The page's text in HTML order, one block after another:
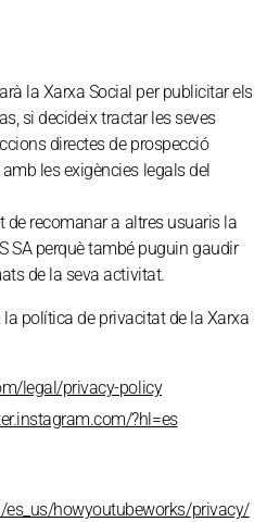
la Xarxa Social per publicitar els
si decideix tractar les seves
directes de prospecció
les exigències legals del
de recomanar a altres usuaris la
SA perquè també puguin gaudir
de la seva activitat.
política de privacitat de la Xarxa
legal/privacy-policy
?hl=es
howyoutubeworks/privacy/